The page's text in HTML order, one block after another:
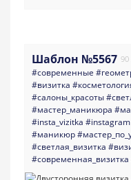
Шаблон №5567 90
#современные
#визитка
#салоны_красоты
#мастер_маникюра
#insta_vizitka #instagram
#маникюр
#светлая_визитка
#современная_визитка